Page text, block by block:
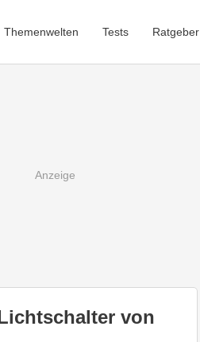
Themenwelten Tests Ratgeber
von